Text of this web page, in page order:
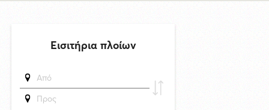
"Το βλέπει ο Τσίλλερ και γελά" Ανακαινίζουμε το κλειστό "Γιάννης
5/8/2026 14:04
Στέφανος Γκίκας: Ομαλά εξελίσσεται η καταβολή των 23.200.000 €
μέσω του Μεταφορικού Ισοδυνάμου Επιβατών